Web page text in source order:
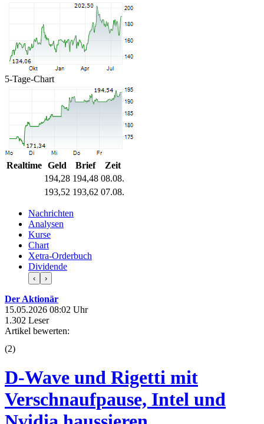
5-Tage-Chart
Realtime Geld Brief
Zeit
194,28 194,48 08.08.
193,52 193,62 07.08.
Nachrichten
Analysen
Kurse
Chart
Xetra-Orderbuch
Dividende
‹ ›
Der Aktionär
15.05.2026 08:02 Uhr
1.302 Leser
Artikel bewerten:
(2)
D-Wave und Rigetti mit
Verschnaufpause, Intel und